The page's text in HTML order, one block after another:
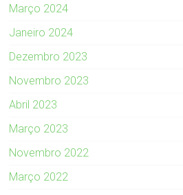
Março 2024
Janeiro 2024
Dezembro 2023
Novembro 2023
Abril 2023
Março 2023
Novembro 2022
Março 2022